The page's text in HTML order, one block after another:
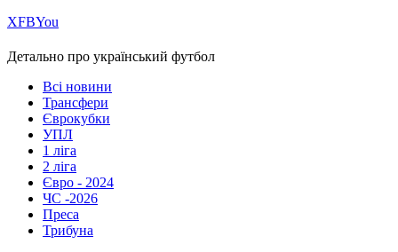
ХFBYou
Детально про український футбол
Всі новини
Трансфери
Єврокубки
УПЛ
1 ліга
2 ліга
Євро - 2024
ЧС -2026
Преса
Трибуна